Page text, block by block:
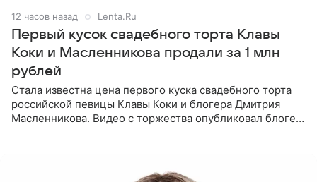
12 часов назад Lenta.Ru
Первый кусок свадебного торта Клавы
Коки и Масленникова продали за 1 млн
рублей
Стала известна цена первого куска свадебного торта
российской певицы Клавы Коки и блогера Дмитрия
Масленникова. Видео с торжества опубликовал блогер